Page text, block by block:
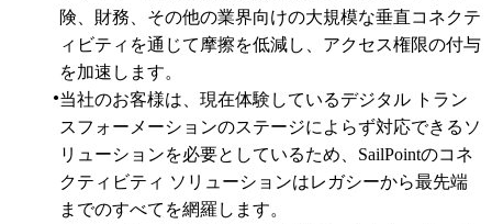
険、財務、その他の業界向けの大規模な垂直コネクテ
ィビティを通じて摩擦を低減し、アクセス権限の付与
を加速します。
当社のお客様は、現在体験しているデジタル トラン
スフォーメーションのステージによらず対応できるソ
リューションを必要としているため、SailPointのコネ
クティビティ ソリューションはレガシーから最先端
までのすべてを網羅します。